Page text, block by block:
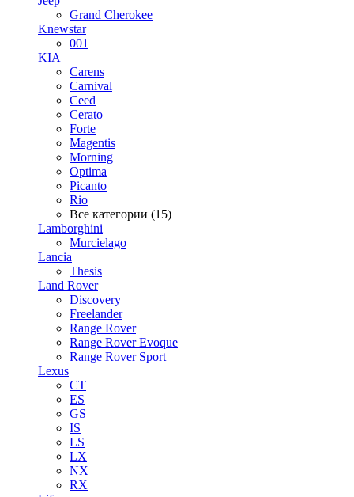
Grand Cherokee
Knewstar
001
KIA
Carens
Carnival
Ceed
Cerato
Forte
Magentis
Morning
Optima
Picanto
Rio
Все категории (15)
Lamborghini
Murcielago
Lancia
Thesis
Land Rover
Discovery
Freelander
Range Rover
Range Rover Evoque
Range Rover Sport
Lexus
CT
ES
GS
IS
LS
LX
NX
RX